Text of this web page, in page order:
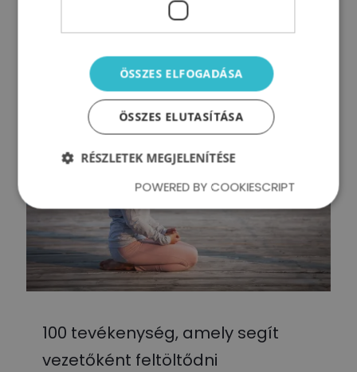
adás témája a motiváció és
Tovább olvasom
100 tevékenység, amely segít
vezetőként feltöltődni
ÖSSZES ELFOGADÁSA
ÖSSZES ELUTASÍTÁSA
RÉSZLETEK MEGJELENÍTÉSE
POWERED BY COOKIESCRIPT